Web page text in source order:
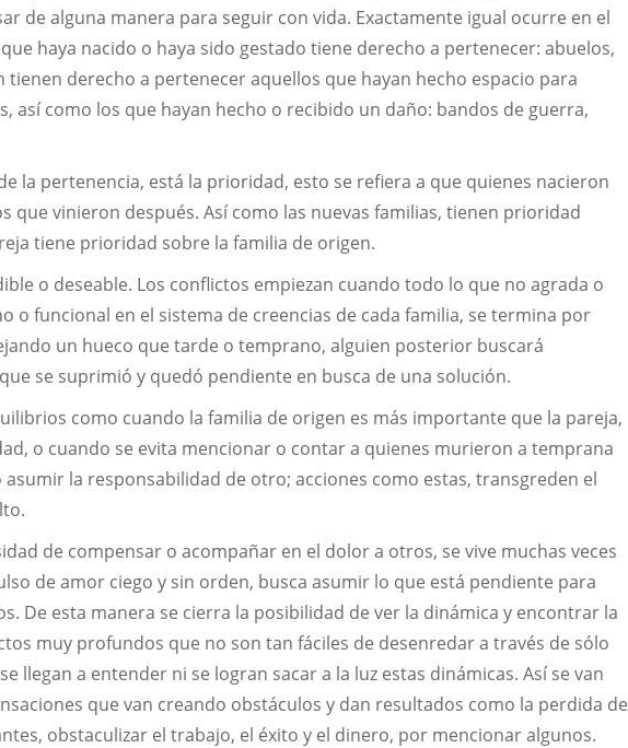
de alguna manera para seguir con vida. Exactamente igual ocurre en el
haya nacido o haya sido gestado tiene derecho a pertenecer: abuelos,
derecho a pertenecer aquellos que hayan hecho espacio para
así como los que hayan hecho o recibido un daño: bandos de guerra,
la pertenencia, está la prioridad, esto se refiera a que quienes nacieron
vinieron después. Así como las nuevas familias, tienen prioridad
tiene prioridad sobre la familia de origen.
o deseable. Los conflictos empiezan cuando todo lo que no agrada o
o funcional en el sistema de creencias de cada familia, se termina por
un hueco que tarde o temprano, alguien posterior buscará
se suprimió y quedó pendiente en busca de una solución.
como cuando la familia de origen es más importante que la pareja,
o cuando se evita mencionar o contar a quienes murieron a temprana
la responsabilidad de otro; acciones como estas, transgreden el
de compensar o acompañar en el dolor a otros, se vive muchas veces
de amor ciego y sin orden, busca asumir lo que está pendiente para
De esta manera se cierra la posibilidad de ver la dinámica y encontrar la
muy profundos que no son tan fáciles de desenredar a través de sólo
llegan a entender ni se logran sacar a la luz estas dinámicas. Así se van
que van creando obstáculos y dan resultados como la perdida de
obstaculizar el trabajo, el éxito y el dinero, por mencionar algunos.